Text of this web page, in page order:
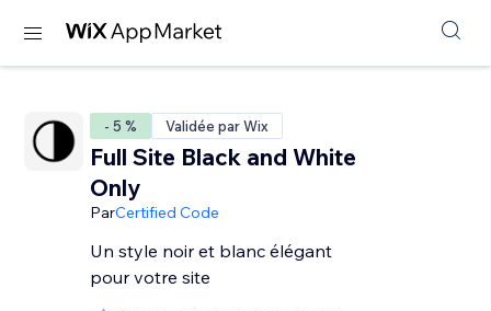
- 5 % Validée par Wix
Full Site Black and White
Only
ParCertified Code
Un style noir et blanc élégant
pour votre site